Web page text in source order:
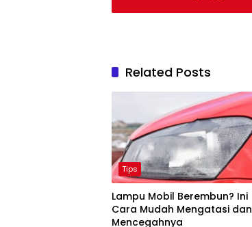
Related Posts
Tips
Lampu Mobil Berembun? Ini
Cara Mudah Mengatasi dan
Mencegahnya